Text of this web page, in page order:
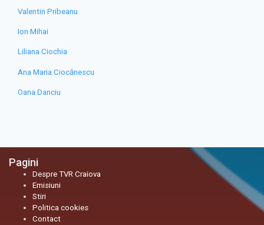
Valentin Pribeanu
Ion Mihai
Liliana Ciochia
Ana Maria Ciocănescu
Oana Danciu
Pagini
Despre TVR Craiova
Emisiuni
Stiri
Politica cookies
Contact